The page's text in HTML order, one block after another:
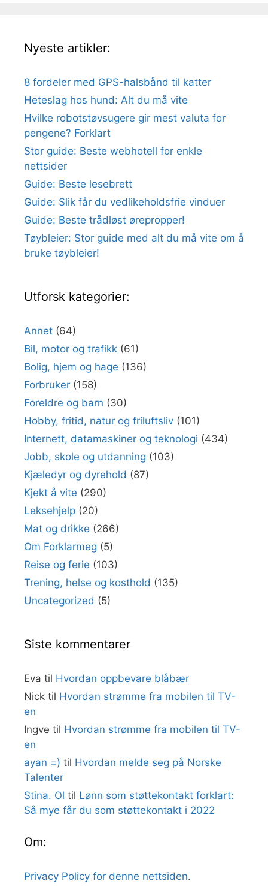
Nyeste artikler:
8 fordeler med GPS-halsbånd til katter
Heteslag hos hund: Alt du må vite
Hvilke robotstøvsugere gir mest valuta for
pengene? Forklart
Stor guide: Beste webhotell for enkle
nettsider
Guide: Beste lesebrett
Guide: Slik får du vedlikeholdsfrie vinduer
Guide: Beste trådløst ørepropper!
Tøybleier: Stor guide med alt du må vite om å
bruke tøybleier!
Utforsk kategorier:
Annet (64)
Bil, motor og trafikk (61)
Bolig, hjem og hage (136)
Forbruker (158)
Foreldre og barn (30)
Hobby, fritid, natur og friluftsliv (101)
Internett, datamaskiner og teknologi (434)
Jobb, skole og utdanning (103)
Kjæledyr og dyrehold (87)
Kjekt å vite (290)
Leksehjelp (20)
Mat og drikke (266)
Om Forklarmeg (5)
Reise og ferie (103)
Trening, helse og kosthold (135)
Uncategorized (5)
Siste kommentarer
Eva til Hvordan oppbevare blåbær
Nick til Hvordan strømme fra mobilen til TV-
en
Ingve til Hvordan strømme fra mobilen til TV-
en
ayan =) til Hvordan melde seg på Norske
Talenter
Stina. Ol til Lønn som støttekontakt forklart:
Så mye får du som støttekontakt i 2022
Om:
Privacy Policy for denne nettsiden.